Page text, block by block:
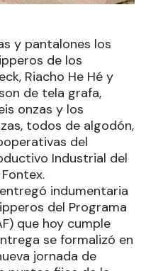
y pantalones los
de los
Riacho He Hé y
de tela grafa,
onzas y los
todos de algodón,
del
Industrial del
indumentaria
del Programa
que hoy cumple
se formalizó en
jornada de